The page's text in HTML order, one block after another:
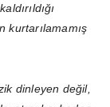
kurtarılamamış
dinleyen değil,